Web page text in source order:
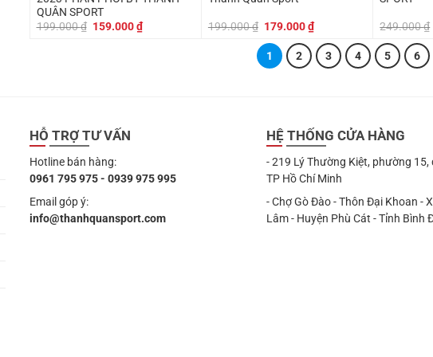
QUÂN SPORT
199.000₫ Giá
159.000₫Giá
hiện
199.000₫ Giá
là:
199.000 ₫.
179.000₫Giá
hiện
tại
là:
179.000 ₫.
249.000₫
1 2 3 4 5 6
HỖ TRỢ TƯ VẤN
Hotline bán hàng:
0961 795 975 - 0939 975 995
Email góp ý:
info@thanhquansport.com
HỆ THỐNG CỬA HÀNG
- 219 Lý Thường Kiệt, phường 15,
TP Hồ Chí Minh
- Chợ Gò Đào - Thôn Đại Khoan -
Lâm - Huyện Phù Cát - Tỉnh Bình